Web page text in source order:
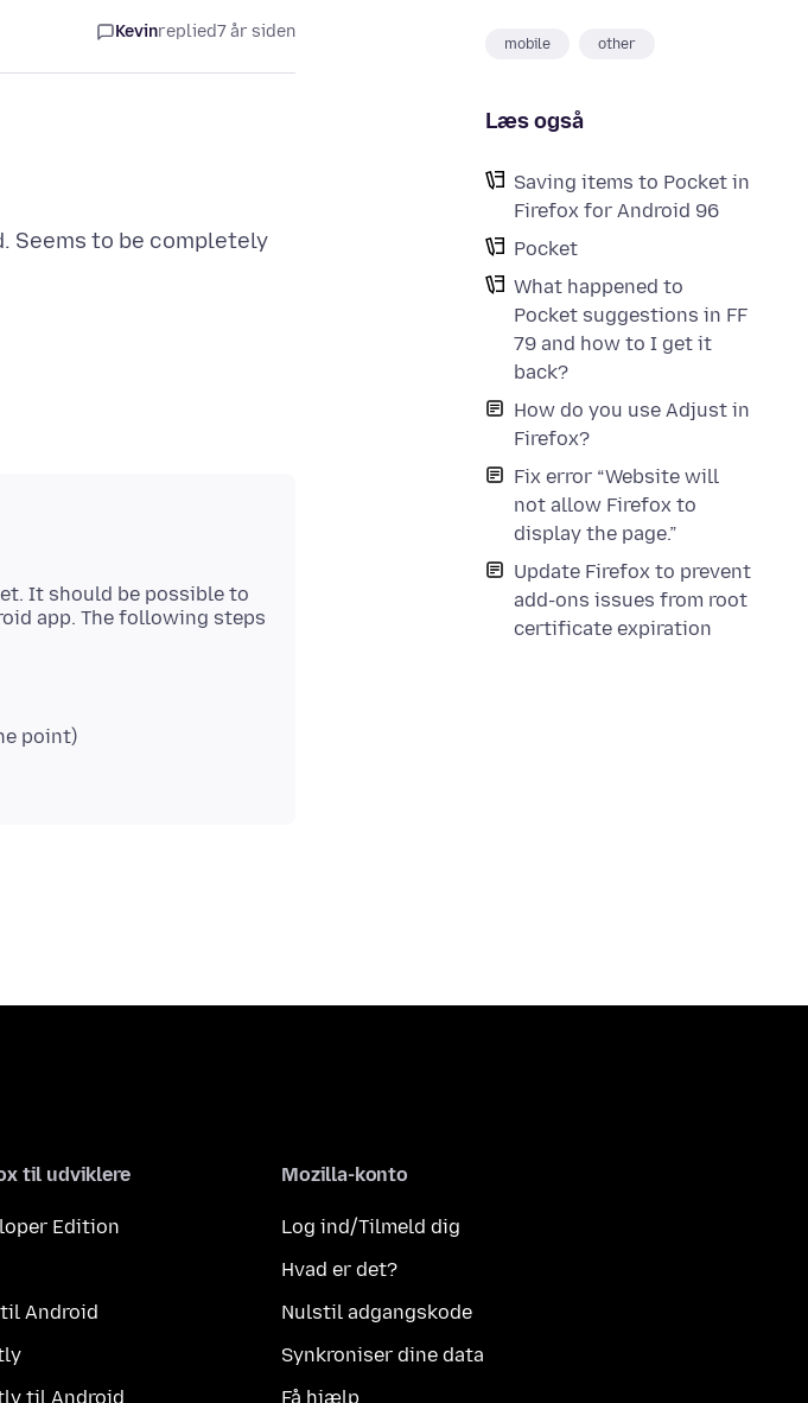
mobile other
Læs også
Saving items to Pocket in
Firefox for Android 96
Pocket
What happened to
Pocket suggestions in FF
79 and how to I get it
back?
How do you use Adjust in
Firefox?
Fix error “Website will
not allow Firefox to
display the page.”
Update Firefox to prevent
add-ons issues from root
certificate expiration
Kevinreplied7 år siden
Seems to be completely
It should be possible to
app. The following steps
point)
til udviklere
Edition
Android
til Android
Mozilla-konto
Log ind/Tilmeld dig
Hvad er det?
Nulstil adgangskode
Synkroniser dine data
Få hjælp